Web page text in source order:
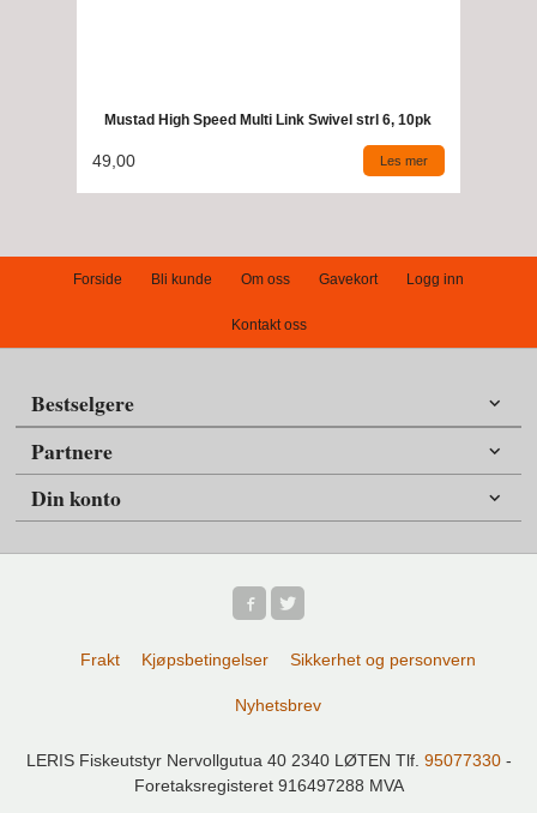
Mustad High Speed Multi Link Swivel strl 6, 10pk
49,00 Les mer
Forside Bli kunde Om oss Gavekort Logg inn
Kontakt oss
Bestselgere
Partnere
Din konto
Frakt Kjøpsbetingelser Sikkerhet og personvern
Nyhetsbrev
LERIS Fiskeutstyr Nervollgutua 40 2340 LØTEN Tlf. 95077330-
Foretaksregisteret 916497288 MVA